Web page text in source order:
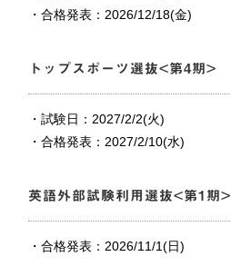
・合格発表：2026/12/18(金)
トップスポーツ選抜<第4期>
・試験日：2027/2/2(火)
・合格発表：2027/2/10(水)
英語外部試験利用選抜<第1期>
・合格発表：2026/11/1(日)